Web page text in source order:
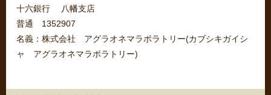
十六銀行 八幡支店
普通 1352907
名義：株式会社 アグラオネマラボラトリー(カブシキガイシ
ャ アグラオネマラボラトリー)